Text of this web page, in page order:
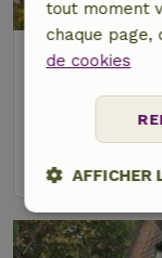
Maison
2 personnes
tout moment
chaque page,
de cookies
AFFICHER
Strictement
nécessaires